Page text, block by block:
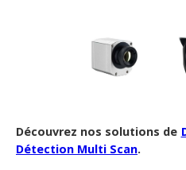
Découvrez nos solutions de
Détection Multi Scan.